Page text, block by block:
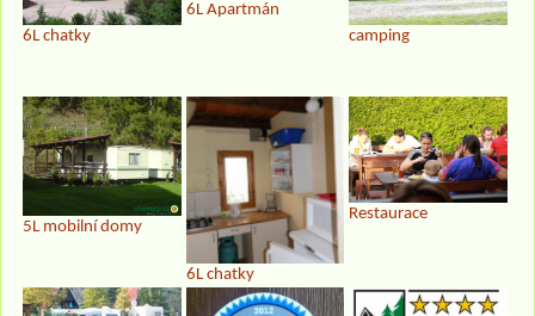
6L chatky
6L Apartmán
camping
5L mobilní domy
6L chatky
Restaurace